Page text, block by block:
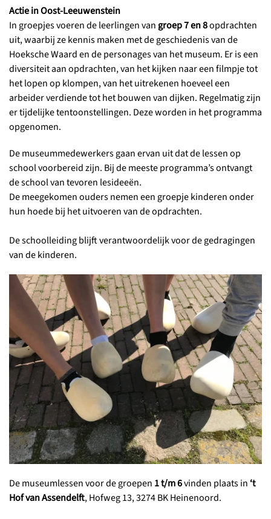
Actie in Oost-Leeuwenstein
In groepjes voeren de leerlingen vangroep 7 en 8opdrachten
uit, waarbij ze kennis maken met de geschiedenis van de
Hoeksche Waard en de personages van het museum. Er is een
diversiteit aan opdrachten, van het kijken naar een filmpje tot
het lopen op klompen, van het uitrekenen hoeveel een
arbeider verdiende tot het bouwen van dijken. Regelmatig zijn
er tijdelijke tentoonstellingen. Deze worden in het programma
opgenomen.
De museummedewerkers gaan ervan uit dat de lessen op
school voorbereid zijn. Bij de meeste programma’s ontvangt
de school van tevoren lesideeën.
De meegekomen ouders nemen een groepje kinderen onder
hun hoede bij het uitvoeren van de opdrachten.
De schoolleiding blijft verantwoordelijk voor de gedragingen
van de kinderen.
De museumlessen voor de groepen 1 t/m 6vinden plaats in ‘t
Hof van Assendelft, Hofweg 13, 3274 BK Heinenoord.